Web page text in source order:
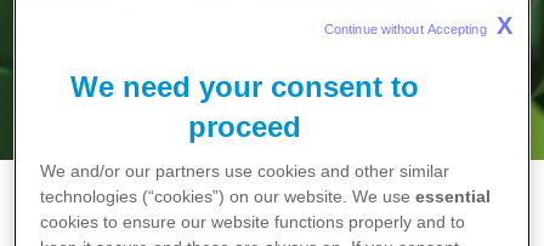
Başlangıç
We need your consent to
proceed
We and/or our partners use cookies and other similar
technologies (“cookies”) on our website. We useessential
cookies to ensure our website functions properly and to
Continue without Accepting X